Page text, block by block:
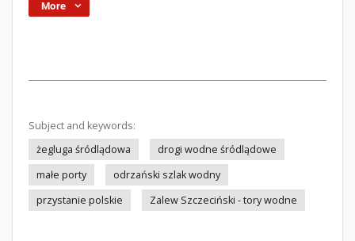
More
Subject and keywords:
żegluga śródlądowa
drogi wodne śródlądowe
małe porty
odrzański szlak wodny
przystanie polskie
Zalew Szczeciński - tory wodne